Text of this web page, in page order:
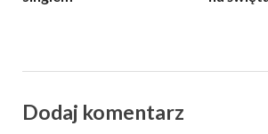
Dodaj komentarz